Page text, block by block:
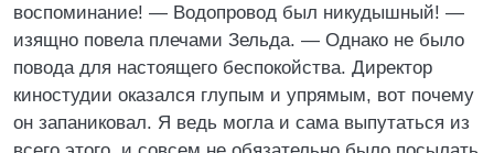
воспоминание! — Водопровод был никудышный! —
изящно повела плечами Зельда. — Однако не было
повода для настоящего беспокойства. Директор
киностудии оказался глупым и упрямым, вот почему
он запаниковал. Я ведь могла и сама выпутаться из